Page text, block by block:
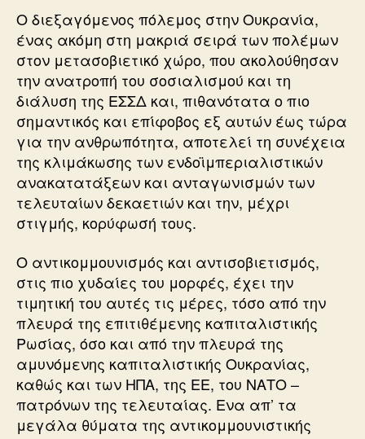
Ο διεξαγόμενος πόλεμος στην Ουκρανία,
ένας ακόμη στη μακριά σειρά των πολέμων
στον μετασοβιετικό χώρο, που ακολούθησαν
την ανατροπή του σοσιαλισμού και τη
διάλυση της ΕΣΣΔ και, πιθανότατα ο πιο
σημαντικός και επίφοβος εξ αυτών έως τώρα
για την ανθρωπότητα, αποτελεί τη συνέχεια
της κλιμάκωσης των ενδοϊμπεριαλιστικών
ανακατατάξεων και ανταγωνισμών των
τελευταίων δεκαετιών και την, μέχρι
στιγμής, κορύφωσή τους.
Ο αντικομμουνισμός και αντισοβιετισμός,
στις πιο χυδαίες του μορφές, έχει την
τιμητική του αυτές τις μέρες, τόσο από την
πλευρά της επιτιθέμενης καπιταλιστικής
Ρωσίας, όσο και από την πλευρά της
αμυνόμενης καπιταλιστικής Ουκρανίας,
καθώς και των ΗΠΑ, της ΕΕ, του ΝΑΤΟ –
πατρόνων της τελευταίας. Ενα απ’ τα
μεγάλα θύματα της αντικομμουνιστικής